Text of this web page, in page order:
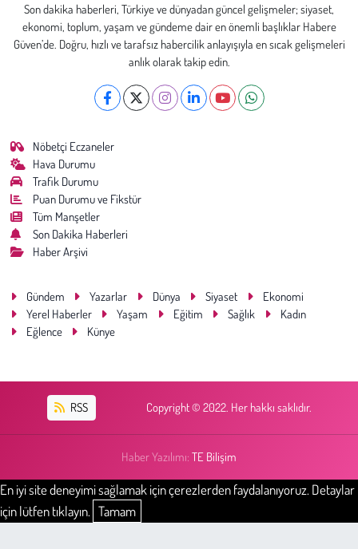
Son dakika haberleri, Türkiye ve dünyadan güncel gelişmeler; siyaset,
ekonomi, toplum, yaşam ve gündeme dair en önemli başlıklar Habere
Güven’de. Doğru, hızlı ve tarafsız habercilik anlayışıyla en sıcak gelişmeleri
anlık olarak takip edin.
Nöbetçi Eczaneler
Hava Durumu
Trafik Durumu
Puan Durumu ve Fikstür
Tüm Manşetler
Son Dakika Haberleri
Haber Arşivi
Gündem Yazarlar Dünya Siyaset
Ekonomi
Yerel Haberler
Yaşam Eğitim Sağlık
Kadın
Eğlence
Künye
RSS Copyright © 2022. Her hakkı saklıdır.
Haber Yazılımı: TE Bilişim
En iyi site deneyimi sağlamak için çerezlerden faydalanıyoruz. Detaylar
için lütfen tıklayın. Tamam